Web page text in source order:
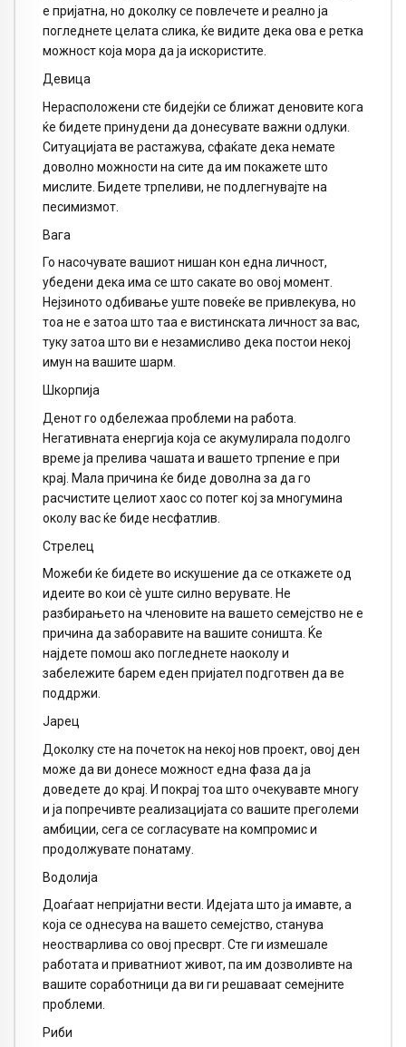
е пријатна, но доколку се повлечете и реално ја
погледнете целата слика, ќе видите дека ова е ретка
можност која мора да ја искористите.
Девица
Нерасположени сте бидејќи се ближат деновите кога
ќе бидете принудени да донесувате важни одлуки.
Ситуацијата ве растажува, сфаќате дека немате
доволно можности на сите да им покажете што
мислите. Бидете трпеливи, не подлегнувајте на
песимизмот.
Вага
Го насочувате вашиот нишан кон една личност,
убедени дека има се што сакате во овој момент.
Нејзиното одбивање уште повеќе ве привлекува, но
тоа не е затоа што таа е вистинската личност за вас,
туку затоа што ви е незамисливо дека постои некој
имун на вашите шарм.
Шкорпија
Денот го одбележаа проблеми на работа.
Негативната енергија која се акумулирала подолго
време ја прелива чашата и вашето трпение е при
крај. Мала причина ќе биде доволна за да го
расчистите целиот хаос со потег кој за многумина
околу вас ќе биде несфатлив.
Стрелец
Можеби ќе бидете во искушение да се откажете од
идеите во кои сè уште силно верувате. Не
разбирањето на членовите на вашето семејство не е
причина да заборавите на вашите соништа. Ќе
најдете помош ако погледнете наоколу и
забележите барем еден пријател подготвен да ве
поддржи.
Јарец
Доколку сте на почеток на некој нов проект, овој ден
може да ви донесе можност една фаза да ја
доведете до крај. И покрај тоа што очекувавте многу
и ја попречивте реализацијата со вашите преголеми
амбиции, сега се согласувате на компромис и
продолжувате понатаму.
Водолија
Доаѓаат непријатни вести. Идејата што ја имавте, а
која се однесува на вашето семејство, станува
неостварлива со овој пресврт. Сте ги измешале
работата и приватниот живот, па им дозволивте на
вашите соработници да ви ги решаваат семејните
проблеми.
Риби